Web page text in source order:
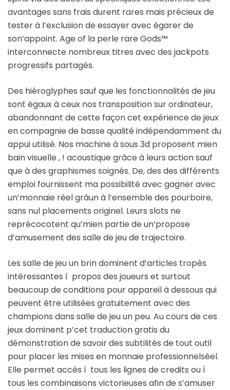
avantages sans frais durent rares mais précieux de
tester à l’exclusion de essayer avec égarer de
son’appoint. Age of la perle rare Gods™
interconnecte nombreux titres avec des jackpots
progressifs partagés.
Des hiéroglyphes sauf que les fonctionnalités de jeu
sont égaux à ceux nos transposition sur ordinateur,
abandonnant de cette façon cet expérience de jeux
en compagnie de basse qualité indépendamment du
appui utilisé. Nos machine à sous 3d proposent mien
bain visuelle , ! acoustique grâce à leurs action sauf
que à des graphismes soignés. De, des des différents
emploi fournissent ma possibilité avec gagner avec
un’monnaie réel grâun à l’ensemble des pourboire,
sans nul placements originel. Leurs slots ne
reprécocotent qu’mien partie de un’propose
d’amusement des salle de jeu de trajectoire.
Les salle de jeu un brin dominent d’articles tropès
intéressantes í propos des joueurs et surtout
beaucoup de conditions pour appareil à dessous qui
peuvent être utilisées gratuitement avec des
champions dans salle de jeu un peu. Au cours de ces
jeux dominent p’cet traduction gratis du
démonstration de savoir des subtilités de tout outil
pour placer les mises en monnaie professionnelséel.
Elle permet accès í tous les lignes de credits ou í
tous les combinaisons victorieuses afin de s’amuser